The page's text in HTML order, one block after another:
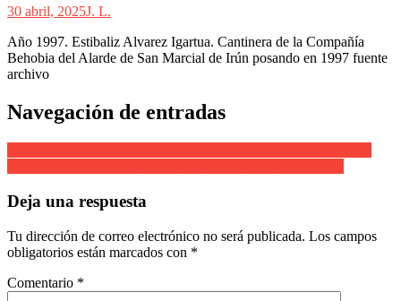
30 abril, 2025J. L.
Año 1997. Estibaliz Alvarez Igartua. Cantinera de la Compañía
Behobia del Alarde de San Marcial de Irún posando en 1997 fuente
archivo
Navegación de entradas
Deja una respuesta
Tu dirección de correo electrónico no será publicada. Los campos
obligatorios están marcados con *
Comentario *